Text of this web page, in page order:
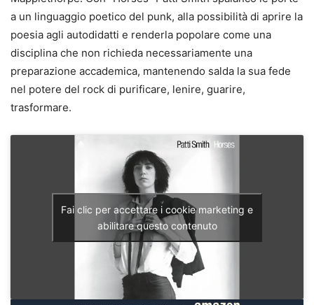
a un linguaggio poetico del punk, alla possibilità di aprire la
poesia agli autodidatti e renderla popolare come una
disciplina che non richieda necessariamente una
preparazione accademica, mantenendo salda la sua fede
nel potere del rock di purificare, lenire, guarire,
trasformare.
Fai clic per accettare i cookie marketing e
abilitare questo contenuto